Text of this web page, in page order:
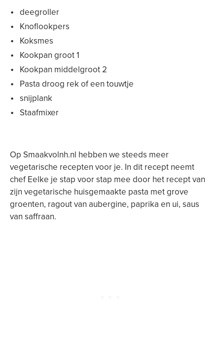
deegroller
Knoflookpers
Koksmes
Kookpan groot 1
Kookpan middelgroot 2
Pasta droog rek of een touwtje
snijplank
Staafmixer
Op Smaakvolnh.nl hebben we steeds meer
vegetarische recepten voor je. In dit recept neemt
chef Eelke je stap voor stap mee door het recept van
zijn vegetarische huisgemaakte pasta met grove
groenten, ragout van aubergine, paprika en ui, saus
van saffraan.